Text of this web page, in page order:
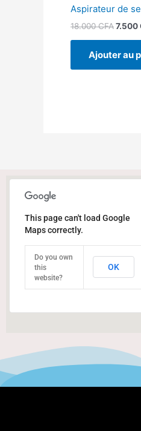
Aspirateur de
18.000CFA7.500
Ajouter au
This page can't load Google
Maps correctly.
Do you own
this
website?
OK